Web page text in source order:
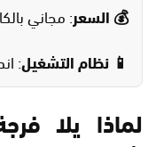
💰 السعر: مجاني
📱 نظام التشغيل:
لماذا يلا